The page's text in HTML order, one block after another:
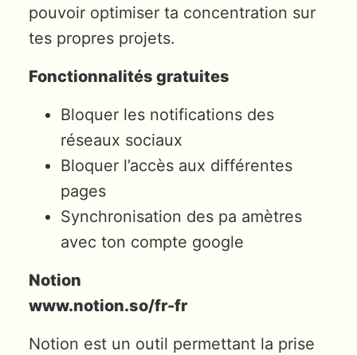
pouvoir optimiser ta concentration sur
tes propres projets.
Fonctionnalités gratuites
Bloquer les notifications des
réseaux sociaux
Bloquer l’accès aux différentes
pages
Synchronisation des pa amètres
avec ton compte google
Notion
www.notion.so/fr-fr
Notion est un outil permettant la prise